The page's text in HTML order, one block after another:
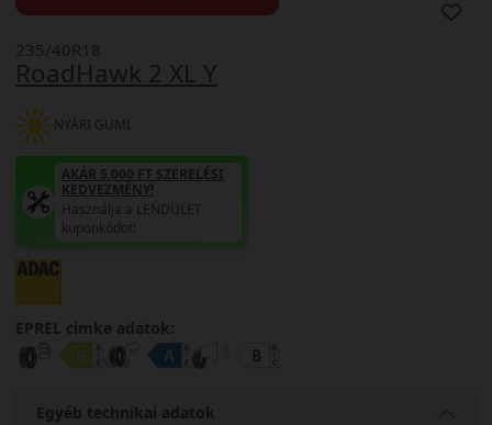
RoadHawk 2 XL Y
235/40R18
NYÁRI GUMI
AKÁR 5.000 FT SZERELÉSI
KEDVEZMÉNY!
Használja a LENDÜLET
kuponkódot!
EPREL cimke adatok:
Egyéb technikai adatok